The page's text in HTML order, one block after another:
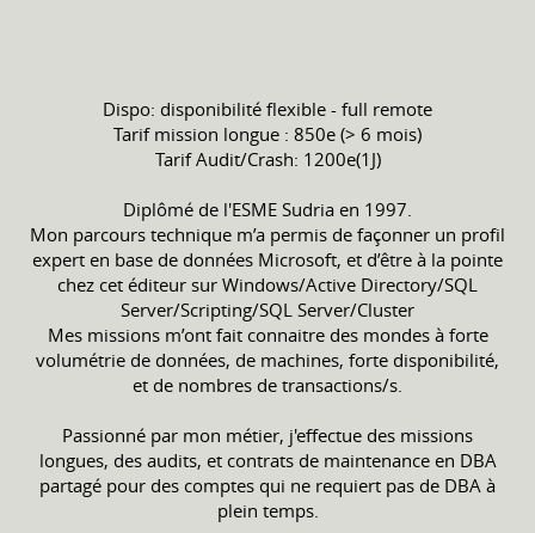
Dispo: disponibilité flexible - full remote
Tarif mission longue : 850e (> 6 mois)
Tarif Audit/Crash: 1200e(1J)
Diplômé de l'ESME Sudria en 1997.
Mon parcours technique m’a permis de façonner un profil
expert en base de données Microsoft, et d’être à la pointe
chez cet éditeur sur Windows/Active Directory/SQL
Server/Scripting/SQL Server/Cluster
Mes missions m’ont fait connaitre des mondes à forte
volumétrie de données, de machines, forte disponibilité,
et de nombres de transactions/s.
Passionné par mon métier, j'effectue des missions
longues, des audits, et contrats de maintenance en DBA
partagé pour des comptes qui ne requiert pas de DBA à
plein temps.